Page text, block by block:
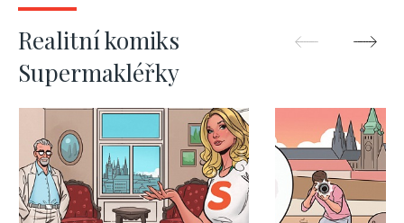
Realitní komiks
Supermakléřky